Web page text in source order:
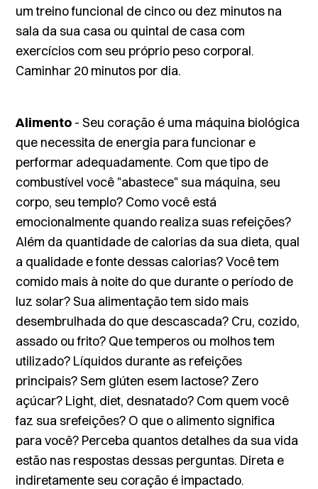
um treino funcional de cinco ou dez minutos na
sala da sua casa ou quintal de casa com
exercícios com seu próprio peso corporal.
Caminhar 20 minutos por dia.
Alimento - Seu coração é uma máquina biológica
que necessita de energia para funcionar e
performar adequadamente. Com que tipo de
combustível você "abastece" sua máquina, seu
corpo, seu templo? Como você está
emocionalmente quando realiza suas refeições?
Além da quantidade de calorias da sua dieta, qual
a qualidade e fonte dessas calorias? Você tem
comido mais à noite do que durante o período de
luz solar? Sua alimentação tem sido mais
desembrulhada do que descascada? Cru, cozido,
assado ou frito? Que temperos ou molhos tem
utilizado? Líquidos durante as refeições
principais? Sem glúten esem lactose? Zero
açúcar? Light, diet, desnatado? Com quem você
faz sua srefeições? O que o alimento significa
para você? Perceba quantos detalhes da sua vida
estão nas respostas dessas perguntas. Direta e
indiretamente seu coração é impactado.